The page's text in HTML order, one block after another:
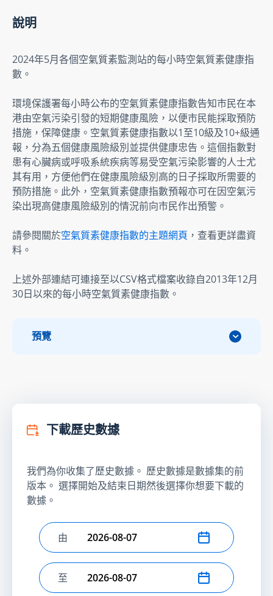
說明
2024年5月各個空氣質素監測站的每小時空氣質素健康指
數。
環境保護署每小時公布的空氣質素健康指數告知市民在本
港由空氣污染引發的短期健康風險，以便市民能採取預防
措施，保障健康。空氣質素健康指數以1至10級及10+級通
報，分為五個健康風險級別並提供健康忠告。這個指數對
患有心臟病或呼吸系統疾病等易受空氣污染影響的人士尤
其有用，方便他們在健康風險級別高的日子採取所需要的
預防措施。此外，空氣質素健康指數預報亦可在因空氣污
染出現高健康風險級別的情況前向市民作出預警。
請參閱關於空氣質素健康指數的主題網頁 ，查看更詳盡資
料。
上述外部連結可連接至以CSV格式檔案收錄自2013年12月
30日以來的每小時空氣質素健康指數。
預覽
下載歷史數據
我們為你收集了歷史數據。 歷史數據是數據集的前
版本。 選擇開始及結束日期然後選擇你想要下載的
數據。
選擇開始日期
由
選擇結束日期
至